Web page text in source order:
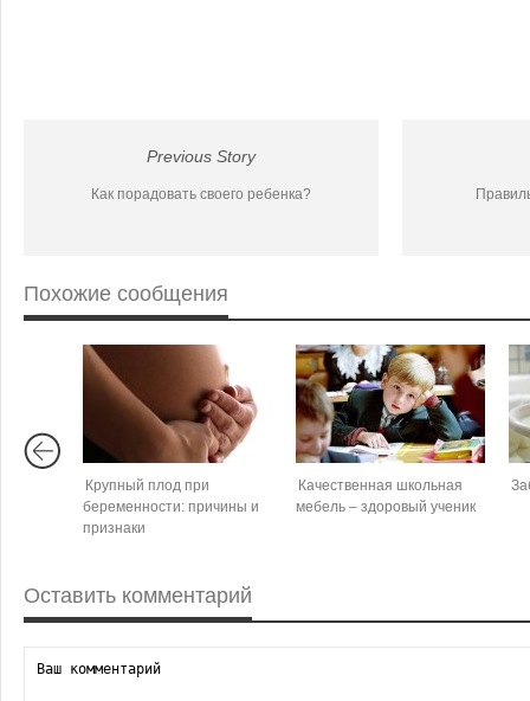
Previous Story
Как порадовать своего ребенка?
Похожие сообщения
Крупный плод при
беременности: причины и
признаки
Качественная школьная
мебель – здоровый ученик
Оставить комментарий